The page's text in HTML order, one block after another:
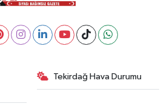
Tekirdağ Hava Durumu